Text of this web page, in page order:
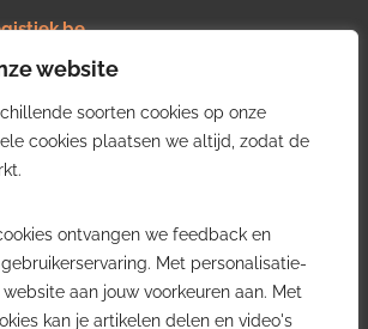
website
soorten cookies op onze
cookies plaatsen we altijd, zodat de
ontvangen we feedback en
Met personalisatie-
aan jouw voorkeuren aan. Met
kan je artikelen delen en video's
update
logistieke sector in uw inbox.
Ontvang je gratis
wekelijkse update